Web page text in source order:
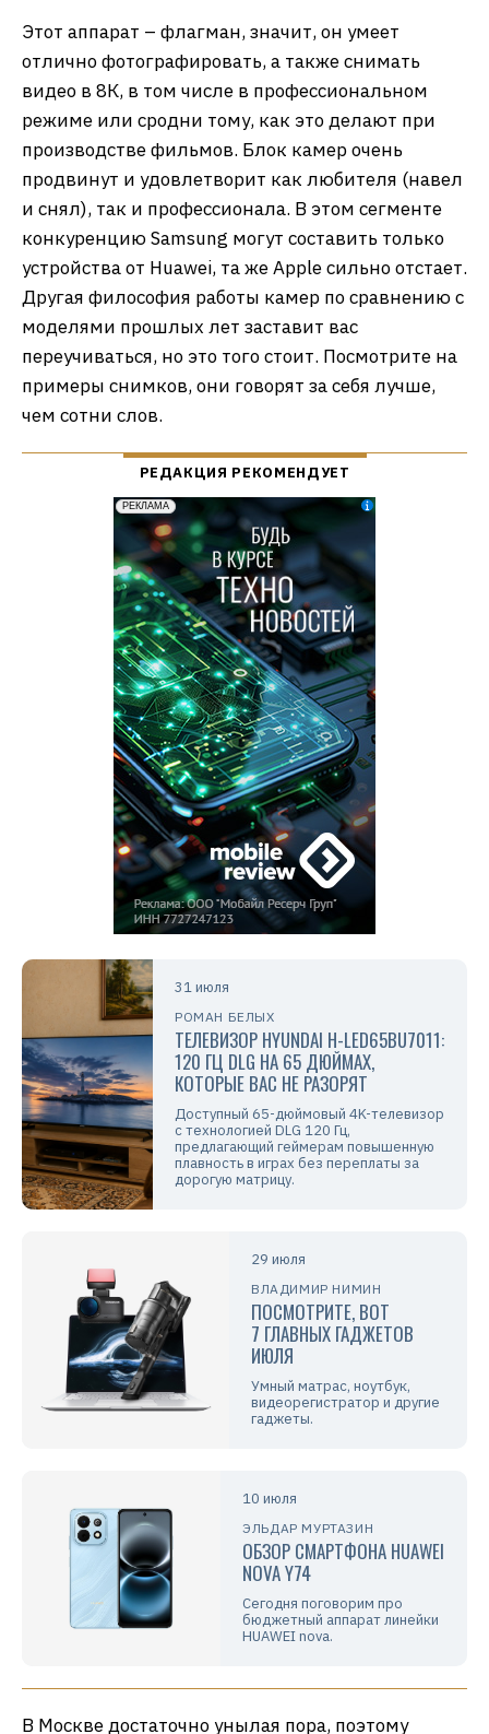
Этот аппарат – флагман, значит, он умеет
отлично фотографировать, а также снимать
видео в 8К, в том числе в профессиональном
режиме или сродни тому, как это делают при
производстве фильмов. Блок камер очень
продвинут и удовлетворит как любителя (навел
и снял), так и профессионала. В этом сегменте
конкуренцию Samsung могут составить только
устройства от Huawei, та же Apple сильно отстает.
Другая философия работы камер по сравнению с
моделями прошлых лет заставит вас
переучиваться, но это того стоит. Посмотрите на
примеры снимков, они говорят за себя лучше,
чем сотни слов.
31 июля
РОМАН БЕЛЫХ
ТЕЛЕВИЗОР HYUNDAI H-LED65BU7011:
120 ГЦ DLG НА 65 ДЮЙМАХ,
КОТОРЫЕ ВАС НЕ РАЗОРЯТ
Доступный 65-дюймовый 4K-телевизор
с технологией DLG 120 Гц,
предлагающий геймерам повышенную
плавность в играх без переплаты за
дорогую матрицу.
29 июля
ВЛАДИМИР НИМИН
ПОСМОТРИТЕ, ВОТ
7 ГЛАВНЫХ ГАДЖЕТОВ
ИЮЛЯ
Умный матрас, ноутбук,
видеорегистратор и другие
гаджеты.
10 июля
ЭЛЬДАР МУРТАЗИН
ОБЗОР СМАРТФОНА HUAWEI
NOVA Y74
Сегодня поговорим про
бюджетный аппарат линейки
HUAWEI nova.
В Москве достаточно унылая пора, поэтому